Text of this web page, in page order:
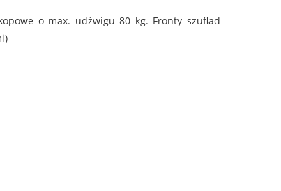
o max. udźwigu 80 kg. Fronty szuflad